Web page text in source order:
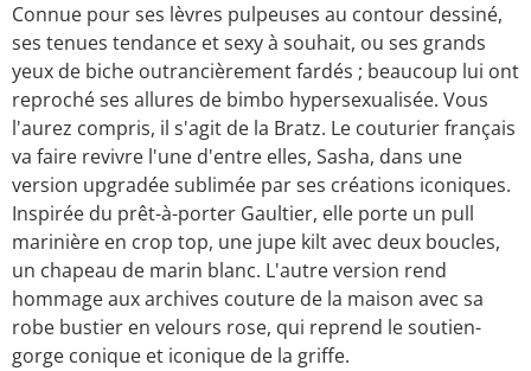
Connue pour ses lèvres pulpeuses au contour dessiné,
ses tenues tendance et sexy à souhait, ou ses grands
yeux de biche outrancièrement fardés ; beaucoup lui ont
reproché ses allures de bimbo hypersexualisée. Vous
l'aurez compris, il s'agit de la Bratz. Le couturier français
va faire revivre l'une d'entre elles, Sasha, dans une
version upgradée sublimée par ses créations iconiques.
Inspirée du prêt-à-porter Gaultier, elle porte un pull
marinière en crop top, une jupe kilt avec deux boucles,
un chapeau de marin blanc. L'autre version rend
hommage aux archives couture de la maison avec sa
robe bustier en velours rose, qui reprend le soutien-
gorge conique et iconique de la griffe.